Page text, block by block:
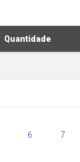
Quantidade
6 7